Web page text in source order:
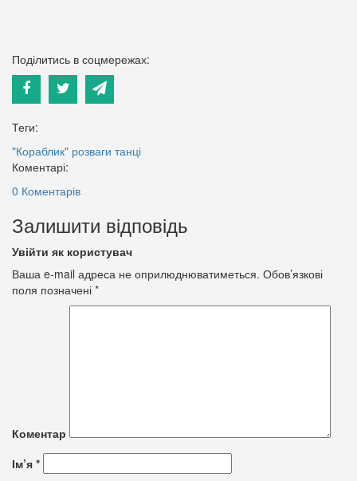
Поділитись в соцмережах:
Теги:
"Кораблик" розваги танці
Коментарі:
0 Коментарів
Залишити відповідь
Увійти як користувач
Ваша e-mail адреса не оприлюднюватиметься. Обов’язкові
поля позначені *
Коментар
Ім’я *